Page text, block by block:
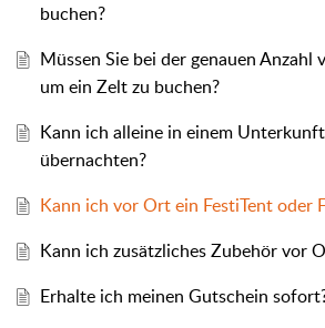
buchen?
Müssen Sie bei der genauen Anzahl
um ein Zelt zu buchen?
Kann ich alleine in einem
übernachten?
Kann ich vor Ort ein FestiTent oder
Kann ich zusätzliches Zubehör vor
Erhalte ich meinen Gutschein